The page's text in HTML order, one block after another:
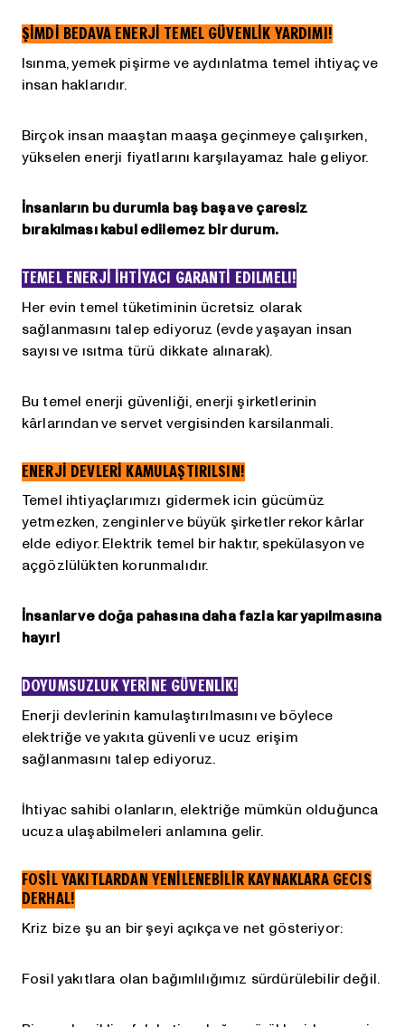
ŞİMDİ BEDAVA ENERJİ TEMEL GÜVENLİK YARDIMI!
Isınma, yemek pişirme ve aydınlatma temel ihtiyaç ve
insan haklarıdır.
Birçok insan maaştan maaşa geçinmeye çalışırken,
yükselen enerji fiyatlarını karşılayamaz hale geliyor.
İnsanların bu durumla baş başa ve çaresiz
bırakılması kabul edilemez bir durum.
TEMEL ENERJİ İHTİYACI GARANTİ EDILMELI!
Her evin temel tüketiminin ücretsiz olarak
sağlanmasını talep ediyoruz (evde yaşayan insan
sayısı ve ısıtma türü dikkate alınarak).
Bu temel enerji güvenliği, enerji şirketlerinin
kârlarından ve servet vergisinden karsilanmali.
ENERJİ DEVLERİ KAMULAŞTIRILSIN!
Temel ihtiyaçlarımızı gidermek icin gücümüz
yetmezken, zenginler ve büyük şirketler rekor kârlar
elde ediyor. Elektrik temel bir haktır, spekülasyon ve
açgözlülükten korunmalıdır.
İnsanlar ve doğa pahasına daha fazla kar yapılmasına
hayır!
DOYUMSUZLUK YERİNE GÜVENLİK!
Enerji devlerinin kamulaştırılmasını ve böylece
elektriğe ve yakıta güvenli ve ucuz erişim
sağlanmasını talep ediyoruz.
İhtiyac sahibi olanların, elektriğe mümkün olduğunca
ucuza ulaşabilmeleri anlamına gelir.
FOSİL YAKITLARDAN YENİLENEBİLİR KAYNAKLARA GECIS
DERHAL!
Kriz bize şu an bir şeyi açıkça ve net gösteriyor:
Fosil yakıtlara olan bağımlılığımız sürdürülebilir değil.